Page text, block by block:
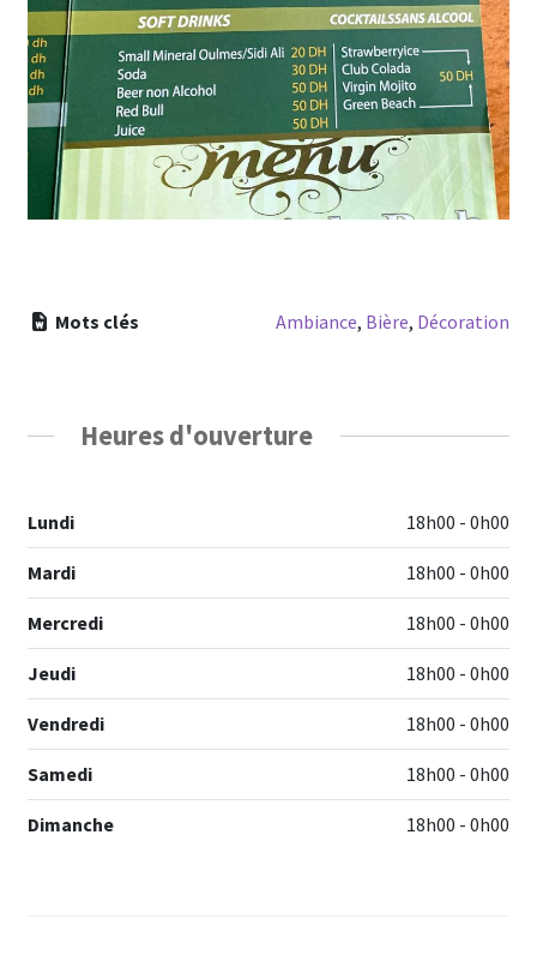
Mots clés Ambiance, Bière, Décoration
Heures d'ouverture
Lundi 18h00 - 0h00
Mardi 18h00 - 0h00
Mercredi 18h00 - 0h00
Jeudi 18h00 - 0h00
Vendredi 18h00 - 0h00
Samedi 18h00 - 0h00
Dimanche 18h00 - 0h00